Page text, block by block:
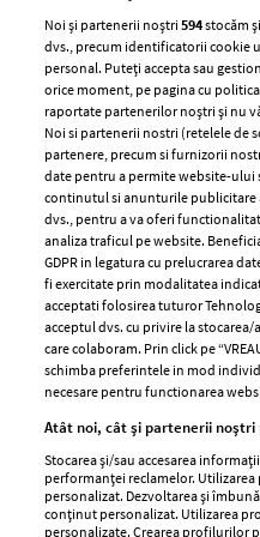
ELLE Style Awards
2024
Despre ELLE
Romania
Contact
Abonamente
GSP
Unica
Baby
Noi și partenerii noștri594stocăm
dvs., precum identificatorii cookie
personal. Puteți accepta sau
orice moment, pe pagina cu
raportate partenerilor noștri și nu
Noi si partenerii nostri (retelele de
partenere, precum si furnizorii
date pentru a permite website-ului
continutul si anunturile publicitare
dvs., pentru a va oferi
analiza traficul pe website.
GDPR in legatura cu prelucrarea
fi exercitate prin modalitatea
acceptati folosirea tuturor
acceptul dvs. cu privire la
care colaboram. Prin click pe
schimba preferintele in mod
necesare pentru functionarea
Atât noi, cât și partenerii
Stocarea și/sau accesarea
performanței reclamelor.
personalizat. Dezvoltarea și
conținut personalizat. Utilizarea
personalizate. Crearea profilurilor